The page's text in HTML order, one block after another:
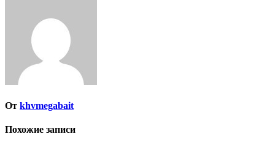
От khvmegabait
Похожие записи